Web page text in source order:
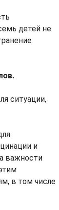
детей не
ситуации,
и
важности
в том числе